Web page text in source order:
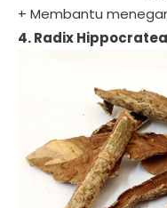
+ Membantu
4. Radix